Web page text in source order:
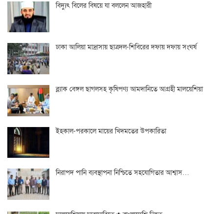
বিদ্যুৎ বিলের বিষয়ে যা বললেন আজহারী
ঢাকা আলিয়া মাদ্রাসায় ছাত্রদল-শিবিরের দফায় দফায় সংঘর্ষ
ব্ল্যাক বেঙ্গল ছাগলসহ কৃষিপণ্য আমদানিতে আগ্রহী মালয়েশিয়া
ইহকাল-পরকালে মায়ের খিদমতের উপকারিতা
নিরাপদ পানি ব্যবস্থাপনা নিশ্চিতে সহযোগিতার আশ্বাস…